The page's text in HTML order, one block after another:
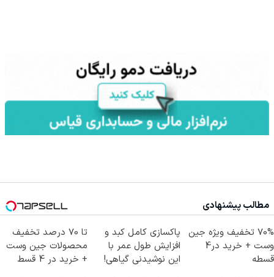
مطالب پیشنهادی
70% تخفیف ویژه جین
وست + خرید در4
قسطه
پاکسازی کامل کبد و
افزایش طول عمر با
این نوشیدنی گیاهی!
تا 70 درصد تخفیف
محصولات جین وست
+ خرید در 4 قسط